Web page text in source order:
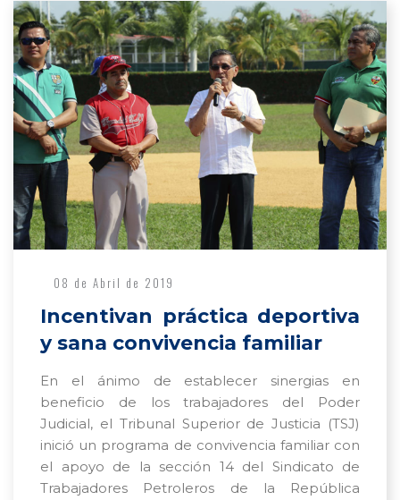
08 de Abril de 2019
Incentivan práctica deportiva
y sana convivencia familiar
En el ánimo de establecer sinergias en
beneficio de los trabajadores del Poder
Judicial, el Tribunal Superior de Justicia (TSJ)
inició un programa de convivencia familiar con
el apoyo de la sección 14 del Sindicato de
Trabajadores Petroleros de la República